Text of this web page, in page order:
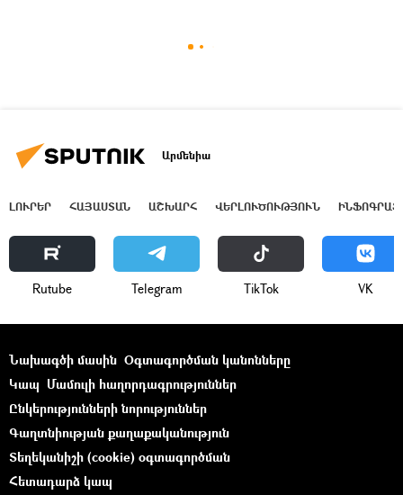
Արմենիա
ԼՈՒՐԵՐ ՀԱՅԱՍՏԱՆ ԱՇԽԱՐՀ ՎԵՐԼՈՒԾՈՒԹՅՈՒՆ
Rutube Telegram ТikТоk VK
Նախագծի մասին Օգտագործման կանոնները
Կապ Մամուլի հաղորդագրություններ
Ընկերությունների նորություններ
Գաղտնիության քաղաքականություն
Տեղեկանիշի (cookie) օգտագործման
Հետադարձ կապ